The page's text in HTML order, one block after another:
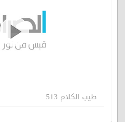
طيب الكلام 513